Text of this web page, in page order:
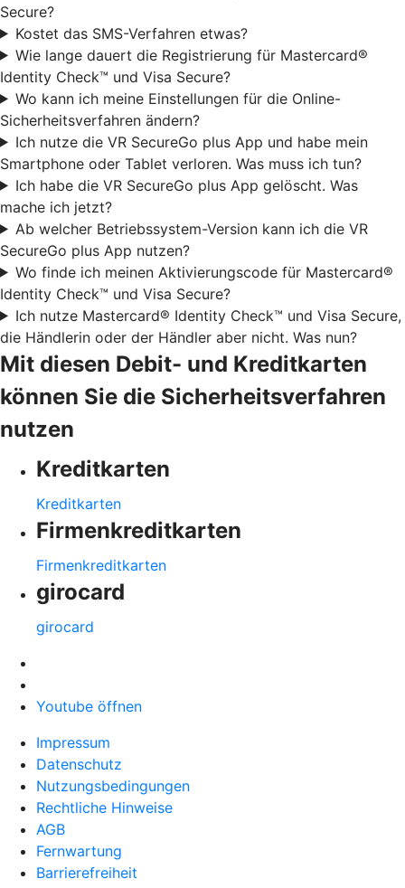
Secure?
Kostet das SMS-Verfahren etwas?
Wie lange dauert die Registrierung für Mastercard®
Identity Check™ und Visa Secure?
Wo kann ich meine Einstellungen für die Online-
Sicherheitsverfahren ändern?
Ich nutze die VR SecureGo plus App und habe mein
Smartphone oder Tablet verloren. Was muss ich tun?
Ich habe die VR SecureGo plus App gelöscht. Was
mache ich jetzt?
Ab welcher Betriebssystem-Version kann ich die VR
SecureGo plus App nutzen?
Wo finde ich meinen Aktivierungscode für Mastercard®
Identity Check™ und Visa Secure?
Ich nutze Mastercard® Identity Check™ und Visa Secure,
die Händlerin oder der Händler aber nicht. Was nun?
Mit diesen Debit- und Kreditkarten
können Sie die Sicherheitsverfahren
nutzen
Kreditkarten
Kreditkarten
Firmenkreditkarten
Firmenkreditkarten
girocard
girocard
Youtube öffnen
Impressum
Datenschutz
Nutzungsbedingungen
Rechtliche Hinweise
AGB
Fernwartung
Barrierefreiheit